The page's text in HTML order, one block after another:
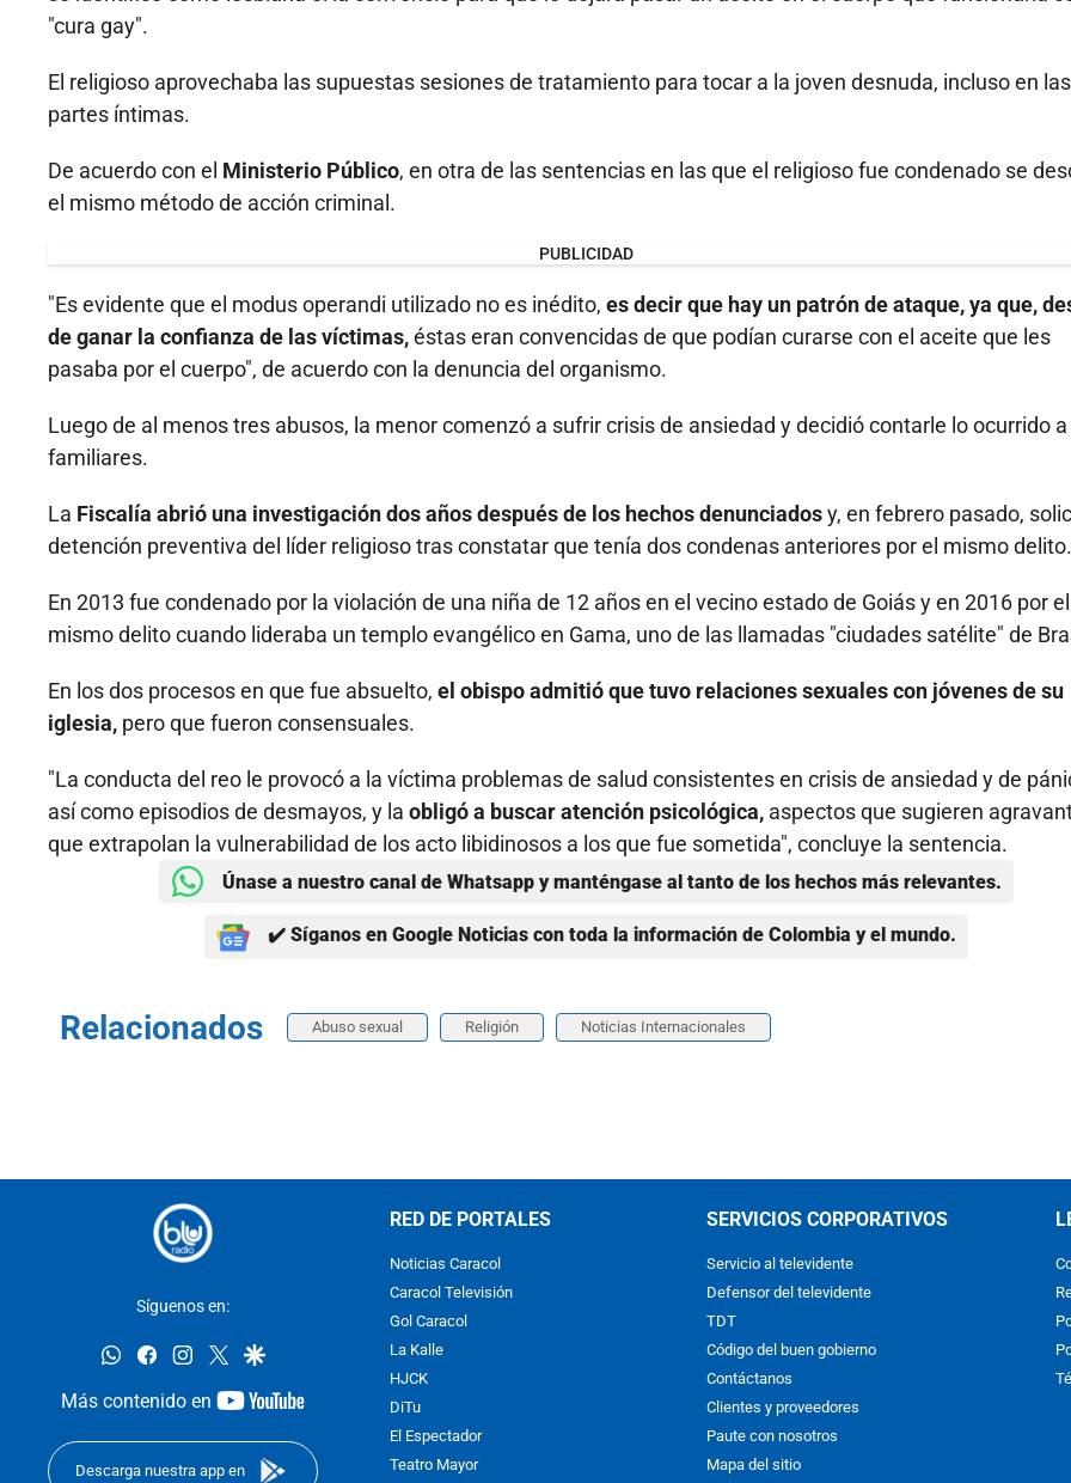
"cura gay".
El religioso aprovechaba las supuestas sesiones de tratamiento para tocar a la joven desnuda, incluso en las
partes íntimas.
De acuerdo con el Ministerio Público, en otra de las sentencias en las que el religioso fue condenado se
el mismo método de acción criminal.
PUBLICIDAD
"Es evidente que el modus operandi utilizado no es inédito, es decir que hay un patrón de ataque, ya que,
de ganar la confianza de las víctimas,éstas eran convencidas de que podían curarse con el aceite que les
pasaba por el cuerpo", de acuerdo con la denuncia del organismo.
Luego de al menos tres abusos, la menor comenzó a sufrir crisis de ansiedad y decidió contarle lo ocurrido
familiares.
La Fiscalía abrió una investigación dos años después de los hechos denunciadosy, en febrero pasado,
detención preventiva del líder religioso tras constatar que tenía dos condenas anteriores por el mismo delito.
En 2013 fue condenado por la violación de una niña de 12 años en el vecino estado de Goiás y en 2016 por el
mismo delito cuando lideraba un templo evangélico en Gama, uno de las llamadas "ciudades satélite" de
En los dos procesos en que fue absuelto, el obispo admitió que tuvo relaciones sexuales con jóvenes de su
iglesia, pero que fueron consensuales.
"La conducta del reo le provocó a la víctima problemas de salud consistentes en crisis de ansiedad y de
así como episodios de desmayos, y la obligó a buscar atención psicológica, aspectos que sugieren
que extrapolan la vulnerabilidad de los acto libidinosos a los que fue sometida", concluye la sentencia.
Únase a nuestro canal de Whatsapp y manténgase al tanto de los hechos más relevantes.
✔️ Síganos en Google Noticias con toda la información de Colombia y el mundo.
Relacionados Abuso sexual Religión Noticias Internacionales
Síguenos en:
whatsappfacebookinstagram
twittergoogle
Más contenido en
youtube-
Descarga nuestra app en
RED DE PORTALES
Noticias Caracol
Caracol Televisión
Gol Caracol
La Kalle
HJCK
DiTu
El Espectador
Teatro Mayor
SERVICIOS CORPORATIVOS
Servicio al televidente
Defensor del televidente
TDT
Código del buen gobierno
Contáctanos
Clientes y proveedores
Paute con nosotros
Mapa del sitio